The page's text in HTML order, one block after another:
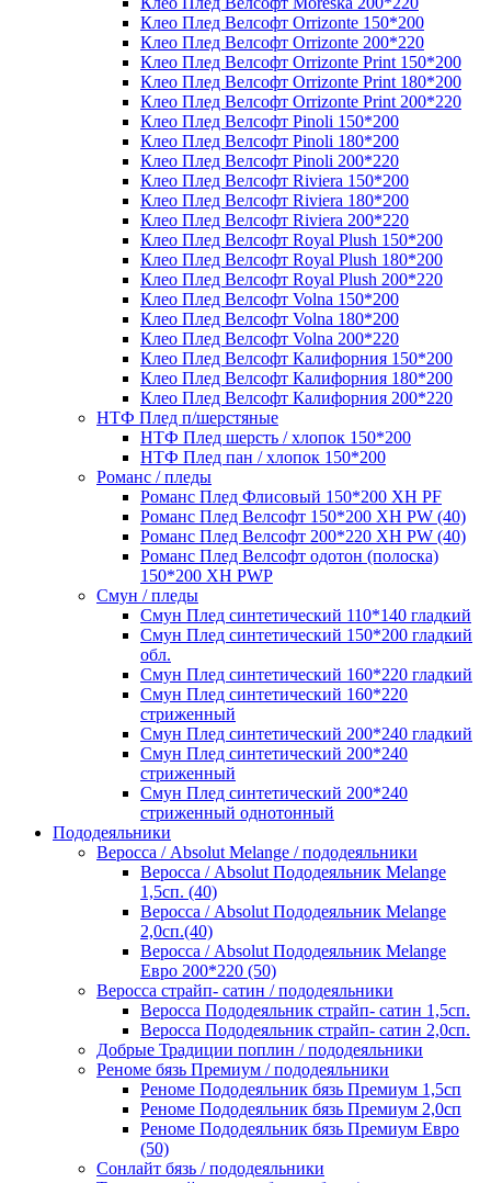
Клео Плед Велсофт Orrizonte 150*200
Клео Плед Велсофт Orrizonte 200*220
Клео Плед Велсофт Orrizonte Print 150*200
Клео Плед Велсофт Orrizonte Print 180*200
Клео Плед Велсофт Orrizonte Print 200*220
Клео Плед Велсофт Pinoli 150*200
Клео Плед Велсофт Pinoli 180*200
Клео Плед Велсофт Pinoli 200*220
Клео Плед Велсофт Riviera 150*200
Клео Плед Велсофт Riviera 180*200
Клео Плед Велсофт Riviera 200*220
Клео Плед Велсофт Royal Plush 150*200
Клео Плед Велсофт Royal Plush 180*200
Клео Плед Велсофт Royal Plush 200*220
Клео Плед Велсофт Volna 150*200
Клео Плед Велсофт Volna 180*200
Клео Плед Велсофт Volna 200*220
Клео Плед Велсофт Калифорния 150*200
Клео Плед Велсофт Калифорния 180*200
Клео Плед Велсофт Калифорния 200*220
НТФ Плед п/шерстяные
НТФ Плед шерсть / хлопок 150*200
НТФ Плед пан / хлопок 150*200
Романс / пледы
Романс Плед Флисовый 150*200 XH PF
Романс Плед Велсофт 150*200 XH PW (40)
Романс Плед Велсофт 200*220 XH PW (40)
Романс Плед Велсофт одотон (полоска)
150*200 XH PWP
Смун / пледы
Смун Плед синтетический 110*140 гладкий
Смун Плед синтетический 150*200 гладкий
обл.
Смун Плед синтетический 160*220 гладкий
Смун Плед синтетический 160*220
стриженный
Смун Плед синтетический 200*240 гладкий
Смун Плед синтетический 200*240
стриженный
Смун Плед синтетический 200*240
стриженный однотонный
Пододеяльники
Веросса / Absolut Melange / пододеяльники
Веросса / Absolut Пододеяльник Melange
1,5сп. (40)
Веросса / Absolut Пододеяльник Melange
2,0сп.(40)
Веросса / Absolut Пододеяльник Melange
Евро 200*220 (50)
Веросса страйп- сатин / пододеяльники
Веросса Пододеяльник страйп- сатин 1,5сп.
Веросса Пододеяльник страйп- сатин 2,0сп.
Добрые Традиции поплин / пододеяльники
Реноме бязь Премиум / пододеяльники
Реноме Пододеяльник бязь Премиум 1,5сп
Реноме Пододеяльник бязь Премиум 2,0сп
Реноме Пододеяльник бязь Премиум Евро
(50)
Сонлайт бязь / пододеяльники